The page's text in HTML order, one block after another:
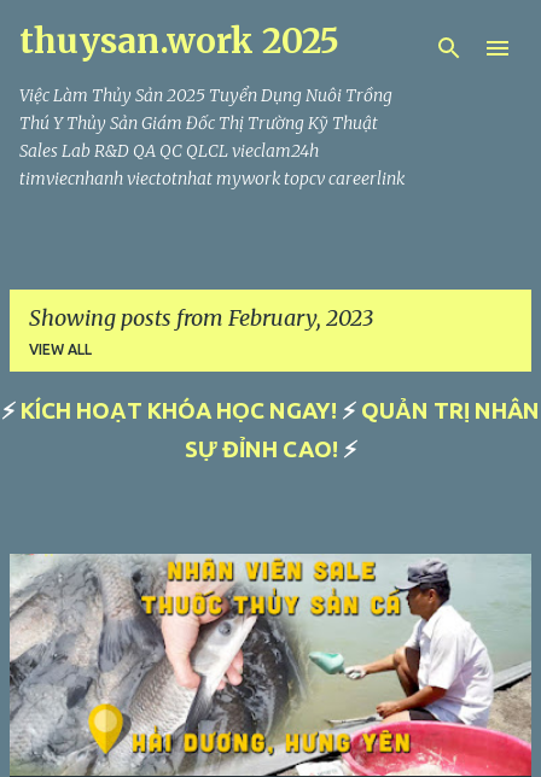
Skip to main content
thuysan.work 2025
Việc Làm Thủy Sản 2025 Tuyển Dụng Nuôi Trồng
Thú Y Thủy Sản Giám Đốc Thị Trường Kỹ Thuật
Sales Lab R&D QA QC QLCL vieclam24h
timviecnhanh viectotnhat mywork topcv careerlink
Showing posts from February, 2023
VIEW ALL
s
⚡ KÍCH HOẠT KHÓA HỌC NGAY! ⚡ QUẢN TRỊ NHÂN
SỰ ĐỈNH CAO! ⚡